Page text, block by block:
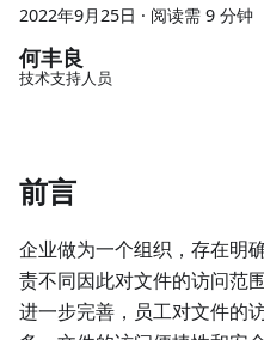
2022年9月25日 · 阅读需 9 分钟
何丰良
技术支持人员
前言
企业做为一个组织，存在明
责不同因此对文件的访问范
进一步完善，员工对文件的